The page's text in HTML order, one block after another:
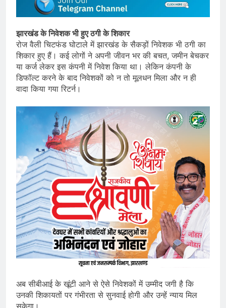
झारखंड के निवेशक भी हुए ठगी के शिकार
रोज वैली चिटफंड घोटाले में झारखंड के सैकड़ों निवेशक भी ठगी का
शिकार हुए हैं। कई लोगों ने अपनी जीवन भर की बचत, जमीन बेचकर
या कर्ज लेकर इस कंपनी में निवेश किया था। लेकिन कंपनी के
डिफॉल्ट करने के बाद निवेशकों को न तो मूलधन मिला और न ही
वादा किया गया रिटर्न।
अब सीबीआई के खूंटी आने से ऐसे निवेशकों में उम्मीद जगी है कि
उनकी शिकायतों पर गंभीरता से सुनवाई होगी और उन्हें न्याय मिल
सकेगा।